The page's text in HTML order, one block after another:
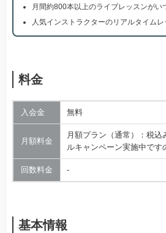
月間約800本以上のライブレッスンがい
人気インストラクターのリアルタイムレ
料金
入会金 無料
月額料金
月額プラン（通常）：税込
ルキャンペーン実施中です
回数料金 ‐
基本情報